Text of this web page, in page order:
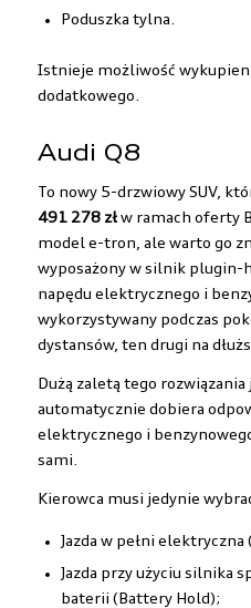
poduszka tylna.
Istnieje możliwość
dodatkowego.
Audi Q8
To nowy 5-drzwiowy SUV,
491 278 złw ramach oferty
model e-tron, ale warto go
wyposażony w silnik plugin-
napędu elektrycznego i
wykorzystywany podczas
dystansów, ten drugi na
Dużą zaletą tego
automatycznie dobiera
elektrycznego i
sami.
Kierowca musi jedynie
jazda w pełni elektryczna
baterii (Battery Hold);